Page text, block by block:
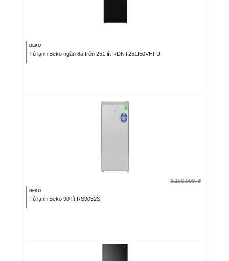
BEKO
Tủ lạnh Beko ngăn đá trên 251 lít RDNT251I50VHFU
3.190.000 đ
BEKO
Tủ lạnh Beko 90 lít RS9052S